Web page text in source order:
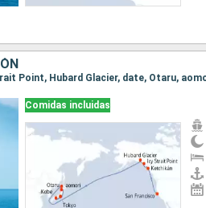
Comidas incluidas